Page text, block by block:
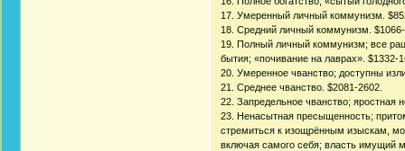
17. Умеренный личный коммунизм.
18. Средний личный коммунизм.
19. Полный личный коммунизм; все
бытия; «почивание на лаврах». $1332-
20. Умеренное чванство; доступны
21. Среднее чванство. $2081-2602.
22. Запредельное чванство; яростная
23. Ненасытная пресыщенность;
стремиться к изощрённым изыскам,
включая самого себя; власть имущий